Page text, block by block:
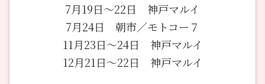
7月19日〜22日 神戸マルイ
7月24日 朝市／モトコー７
11月23日〜24日 神戸マルイ
12月21日〜22日 神戸マルイ